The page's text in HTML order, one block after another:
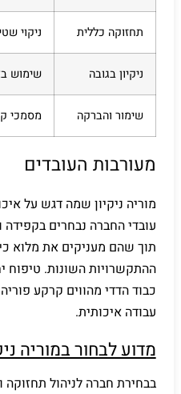
תחזוקה כללית ניקוי
ניקיון בגובה שימוש
שימור והברקה מסמכי
מעורבות העובדים
מוריה ניקיון שמה דגש על
עובדי החברה נבחרים
תוך שהם מעניקים את מלוא
ההתקשרויות השונות. טיפוח
כבוד הדדי מהווים קרקע
עבודה איכותית.
מדוע לבחור במוריה
בבחירת חברה לניהול